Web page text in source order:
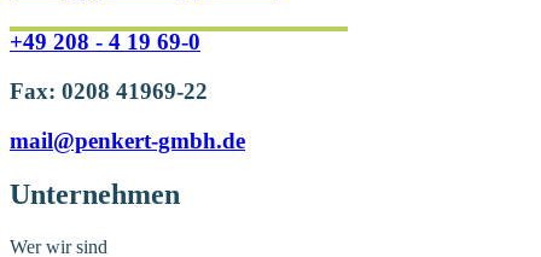
+49 208 - 4 19 69-0
Fax: 0208 41969-22
mail@penkert-gmbh.de
Unternehmen
Wer wir sind